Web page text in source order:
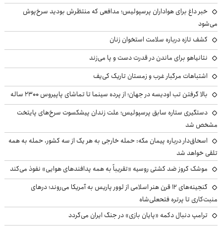
خبر داغ برای هواداران پرسپولیس؛ مدافعی که منتظرش بودید سرخ‌پوش
می‌شود
کشف تازه درباره سلامت استخوان زنان
نتانیاهو برای ماندن در قدرت دست و پا می‌زند
اشتباهات مرگبار غرب و زمستان تاریک کی‌یف
بالا گرفتن تب اودیسه در جهان؛ از پرده سینما تا تماشای پاپیروس ۲۳۰۰ ساله
دستگیری ستاره سابق پرسپولیس؛ علت زندان پیشکسوت سرخ‌های پایتخت
مشخص شد
اسحاق‌دار درباره پیمان مکه: حمله خارجی به هر یک از سه کشور، حمله به همه
تلقی خواهد شد
موشک کروز ضد کشتی روسیه «تقریباً به همه پدافندهای هوایی» نفوذ می‌کند
گنجینه‌های ۱۲ قرن هنر اسلامی از لوور پاریس به آمریکا می‌روند؛ درهای
منبت‌کاری تا پرتره فتحعلی‌شاه
ترامپ دنبال دکمه «پایان بازی» در جنگ ایران می‌گردد